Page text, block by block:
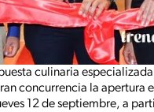
culinaria especializada
concurrencia la apertura
12 de septiembre, a